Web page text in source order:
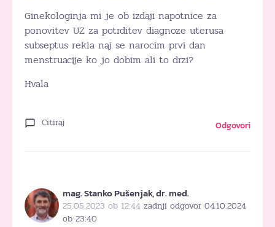
Ginekologinja mi je ob izdaji napotnice za
ponovitev UZ za potrditev diagnoze uterusa
subseptus rekla naj se narocim prvi dan
menstruacije ko jo dobim ali to drzi?
Hvala
Citiraj Odgovori
mag. Stanko Pušenjak, dr. med.
25.05.2023 ob 12:44 zadnji odgovor 04.10.2024
ob 23:40